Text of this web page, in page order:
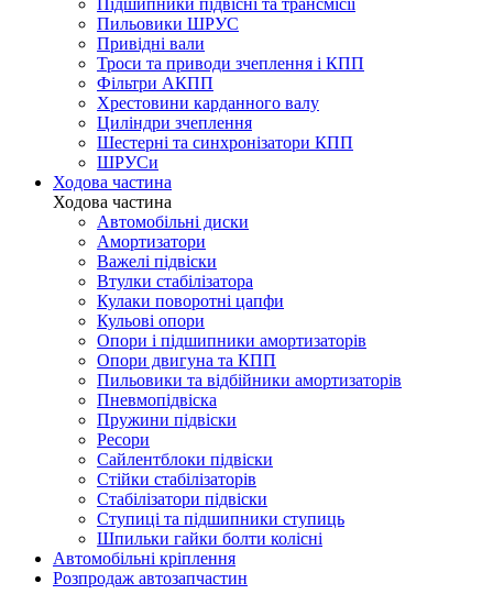
Підшипники підвісні та трансмісії
Пильовики ШРУС
Привідні вали
Троси та приводи зчеплення і КПП
Фільтри АКПП
Хрестовини карданного валу
Циліндри зчеплення
Шестерні та синхронізатори КПП
ШРУСи
Ходова частина
Ходова частина
Автомобільні диски
Амортизатори
Важелі підвіски
Втулки стабілізатора
Кулаки поворотні цапфи
Кульові опори
Опори і підшипники амортизаторів
Опори двигуна та КПП
Пильовики та відбійники амортизаторів
Пневмопідвіска
Пружини підвіски
Ресори
Сайлентблоки підвіски
Стійки стабілізаторів
Стабілізатори підвіски
Ступиці та підшипники ступиць
Шпильки гайки болти колісні
Автомобільні кріплення
Розпродаж автозапчастин